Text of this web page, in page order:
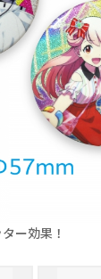
ー効果！